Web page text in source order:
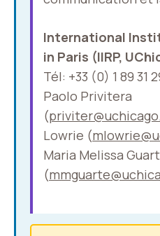
International
in Paris (IIRP,
Tél: +33 (0) 1 89 31
Paolo Privitera
(
Lowrie (
Maria Melissa
(